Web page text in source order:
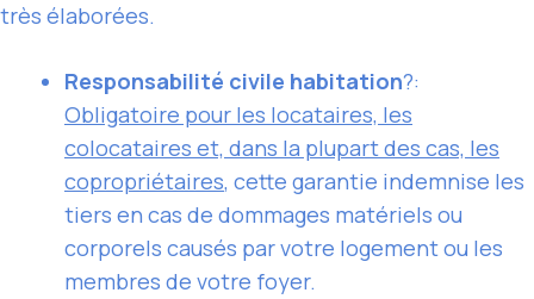
très élaborées.
Responsabilité civile habitation?:
Obligatoire pour les locataires, les
colocataires et, dans la plupart des cas, les
copropriétaires, cette garantie indemnise les
tiers en cas de dommages matériels ou
corporels causés par votre logement ou les
membres de votre foyer.